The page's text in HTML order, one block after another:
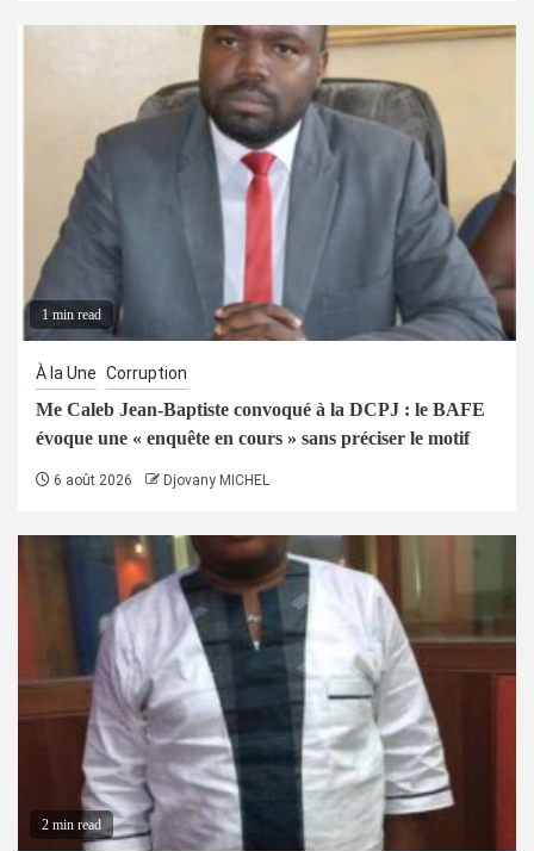
1 min read
À la Une Corruption
Me Caleb Jean-Baptiste convoqué à la DCPJ : le BAFE
évoque une « enquête en cours » sans préciser le motif
6 août 2026 Djovany MICHEL
2 min read